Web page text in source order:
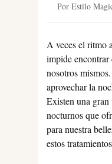
Por Estilo
A veces el ritmo
impide
nosotros
aprovechar la
Existen una gran
nocturnos que
para nuestra
estos